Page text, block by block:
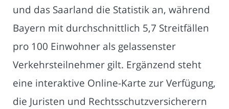
und das Saarland die Statistik an, während
Bayern mit durchschnittlich 5,7 Streitfällen
pro 100 Einwohner als gelassenster
Verkehrsteilnehmer gilt. Ergänzend steht
eine interaktive Online-Karte zur Verfügung,
die Juristen und Rechtsschutzversicherern